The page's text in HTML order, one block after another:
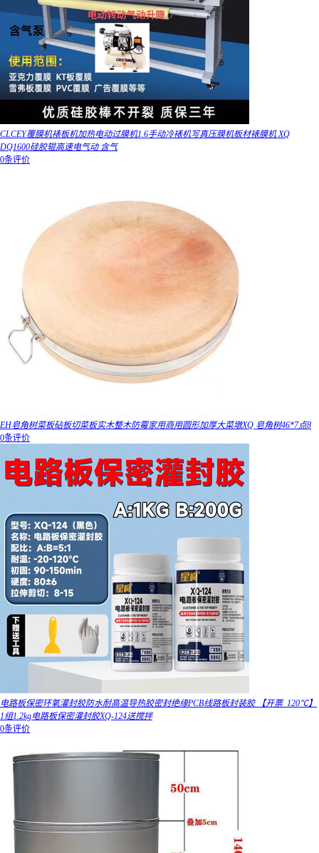
CLCEY覆膜机裱板机加热电动过膜机1.6手动冷裱机写真压膜机板材裱膜机 XQ
DQ1600硅胶辊高速电气动 含气
0条评价
EH皂角树菜板砧板切菜板实木整木防霉家用商用圆形加厚大菜墩XQ 皂角树46*7点8
0条评价
电路板保密环氧灌封胶防水耐高温导热胶密封绝缘PCB线路板封装胶 【开票_120℃】
1组1.2kg电路板保密灌封胶XQ-124送搅拌
0条评价